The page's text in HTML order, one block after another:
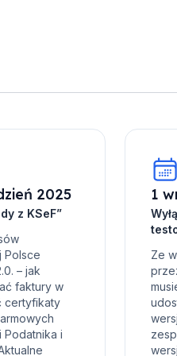
2025
z KSeF”
Polsce
– jak
faktury w
certyfikaty
Podatnika i
1
Ze